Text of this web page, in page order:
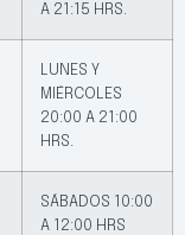
A 21:15 HRS.
LUNES Y
MIÉRCOLES
20:00 A 21:00
HRS.
SÁBADOS 10:00
A 12:00 HRS